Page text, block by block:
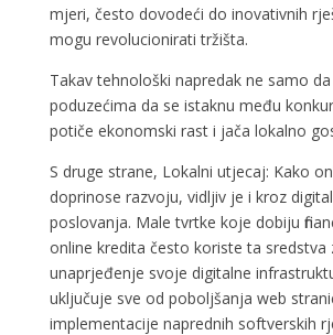
mjeri, često dovodeći do inovativnih
mogu revolucionirati tržišta.
Takav tehnološki napredak ne samo
poduzećima da se istaknu među
potiče ekonomski rast i jača lokalno
S druge strane, Lokalni utjecaj: Kako
doprinose razvoju, vidljiv je i kroz
poslovanja. Male tvrtke koje dobiju
online kredita često koriste ta sredstva
unaprjeđenje svoje digitalne
uključuje sve od poboljšanja web
implementacije naprednih softverskih